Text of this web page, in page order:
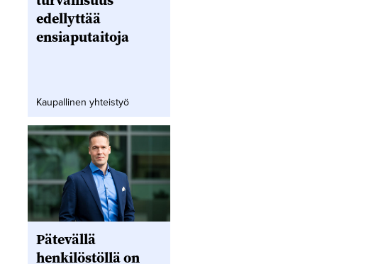
edellyttää
ensiaputaitoja
Kaupallinen yhteistyö
Pätevällä
henkilöstöllä on